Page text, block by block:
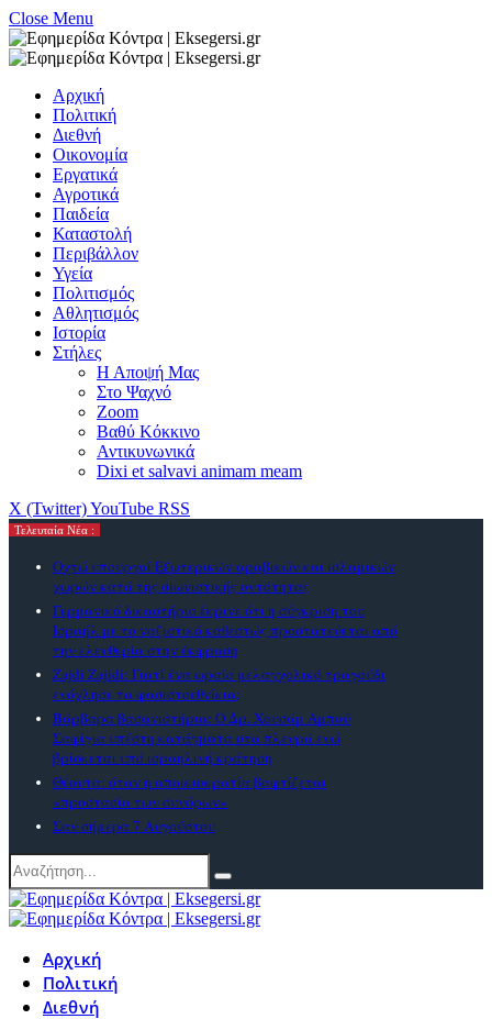
Close Menu
Αρχική
Πολιτική
Διεθνή
Οικονομία
Εργατικά
Αγροτικά
Παιδεία
Καταστολή
Περιβάλλον
Υγεία
Πολιτισμός
Αθλητισμός
Ιστορία
Στήλες
Η Αποψή Μας
Στο Ψαχνό
Zoom
Βαθύ Κόκκινο
Αντικυνωνικά
Dixi et salvavi animam meam
X (Twitter)YouTube RSS
Τελευταία Νέα :
Οχτώ υπουργοί Εξωτερικών αραβικών και ισλαμικών
χωρών κατά της σιωνιστικής οντότητας
Γερμανικό δικαστήριο έκρινε ότι η σύγκριση του
Ισραήλ με το ναζιστικό καθεστώς προστατεύεται από
την ελευθερία στην έκφραση
Zajdi Ζajidi: Γιατί ένα ωραίο μελαγχολικό τραγούδι
ενόχλησε τα φασιστοεθνίκια;
Βάρβαρα βασανιστήρια: Ο Δρ. Χουσάμ Αμπού
Σαφίγια υπέστη κατάγματα στα πλευρά ενώ
βρίσκεται υπό ισραηλινή κράτηση
Θέουτα: όταν η αποικιοκρατία βαφτίζεται
«προστασία των συνόρων»
Σαν σήμερα 7 Αυγούστου
Αρχική
Πολιτική
Διεθνή